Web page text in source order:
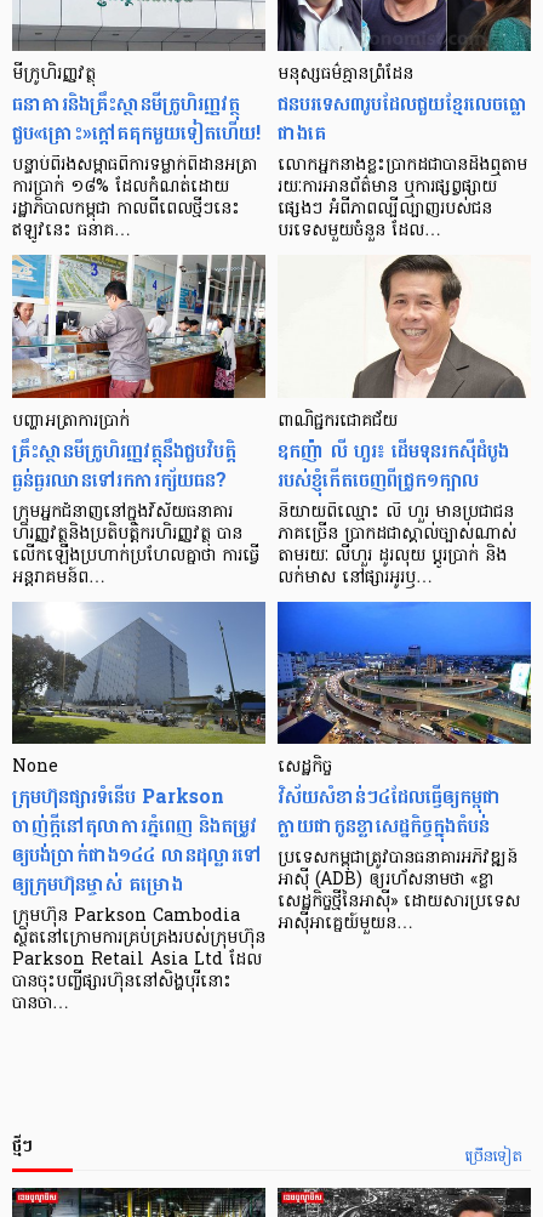
មីក្រូ​ហិរញ្ញវត្ថុ
ធនាគារ​និង​គ្រឹះស្ថាន​មីក្រូ​ហិរញ្ញវត្ថុ​
ជួប«គ្រោះ»ក្តៅ​គគុក​មួយ​ទៀត​ហើយ!
បន្ទាប់​ពី​រង​សម្ពាធ​​ពី​ការ​ទម្លាក់​ពិដាន​អត្រា​
ការ​ប្រាក់ ១៨​% ដែល​កំណត់​ដោយ​
រដ្ឋាភិបាល​កម្ពុជា កាល​ពី​ពេល​ថ្មីៗ​នេះ
ឥឡូវ​នេះ ធនាគ…
មនុស្ស​ធម៌​គ្មាន​ព្រំដែន
ជន​បរទេស​៣​រូប​ដែល​ជួយ​ខ្មែរ​លេច​ធ្លោ​
ជាង​គេ
លោកអ្នក​នាង​ខ្លះ​ប្រាកដ​ជា​បាន​​ដឹង​ឮ​តាម​
រយៈ​ការ​អាន​ព័ត៌មាន ឬ​ការ​ផ្សព្វផ្សាយ​
ផ្សេងៗ អំពី​ភាព​ល្បីល្បាញ​របស់​ជន​
បរទេស​មួយ​ចំនួន ដែល…
បញ្ហា​អត្រា​ការប្រាក់
គ្រឹះស្ថាន​មីក្រូ​ហិរញ្ញវត្ថុ​នឹង​ជួប​វិបត្តិ​
ធ្ងន់ធ្ងរ​ឈាន​ទៅ​រក​ការ​ក្ស័យធន?
ក្រុម​អ្នក​ជំនាញ​នៅ​ក្នុង​វិស័យ​ធនាគារ
ហិរញ្ញវត្ថុ​និង​ប្រតិបត្តិករ​ហិរញ្ញ​វត្ថុ បាន​​
លើក​ឡើង​ប្រហាក់​ប្រហែល​គ្នា​ថា ការ​ធ្វើ​
អន្តរាគមន៍​ព…
ពាណិជ្ជករជោគជ័យ
ឧកញ៉ា លី ហួរ៖ ដើមទុនរកស៊ីដំបូង
របស់ខ្ញុំកើតចេញពីជ្រូក១ក្បាល
និយាយ​ពី​ឈ្មោះ លី ហួរ មាន​ប្រជាជន​
ភាគ​ច្រើន ប្រាកដ​ជា​ស្គាល់​ច្បាស់​ណាស់
តាមរយៈ លីហួរ ដូរ​លុយ ប្តូរ​បា្រក់ និង​
លក់​មាស នៅ​ផ្សារ​អូរ​ឫ…
None
ក្រុមហ៊ុនផ្សារទំនើប Parkson
ចាញ់ក្ដីនៅតុលាការភ្នំពេញ និងតម្រូវ
ឲ្យបង់ប្រាក់ជាង១៤៤ លានដុល្លារទៅ
ឲ្យក្រុមហ៊ុនម្ចាស់ គម្រោង
ក្រុមហ៊ុន Parkson Cambodia
ស្ថិតនៅក្រោមការគ្រប់គ្រងរបស់ក្រុមហ៊ុន
Parkson Retail Asia Ltd ដែល
បានចុះបញ្ចីផ្សារហ៊ុននៅសិង្ហបុរីនោះ
បានចា…
សេដ្ឋកិច្ច​
វិស័យ​សំខាន់ៗ​៤​ដែល​ធ្វើ​ឲ្យ​កម្ពុជា​
ក្លាយ​ជា​កូន​ខ្លា​សេដ្ឋកិច្ច​ក្នុង​តំបន់
ប្រទេស​កម្ពុជា​ត្រូវ​បាន​ធនាគារ​អភិវឌ្ឍន៍​
អាស៊ី (ADB) ឲ្យ​រហ័ស​នាមថា «ខ្លា​
សេដ្ឋកិច្ច​ថ្មី​នៃ​អាស៊ី» ដោយសារ​ប្រទេស​
អាស៊ី​អាគ្នេយ៍​មួយ​ន…
ច្រើនទៀត
ថ្មីៗ